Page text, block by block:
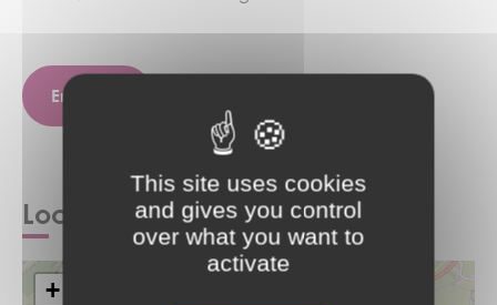
Envoyer
Localisez votre micro crèche
+
This site uses cookies
and gives you control
over what you want to
activate